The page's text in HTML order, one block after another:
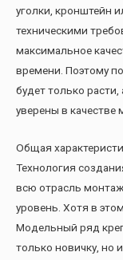
уголки, кронштейн
техническими
максимальное
времени. Поэтому
будет только
уверены в качестве
Общая
Технология
всю отрасль
уровень. Хотя в
Модельный ряд
только новичку, но